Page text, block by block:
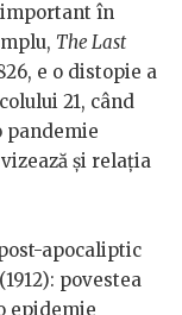
important în
The Last
e o distopie a
21, când
pandemie
și relația
apocaliptic
(1912): povestea
epidemie